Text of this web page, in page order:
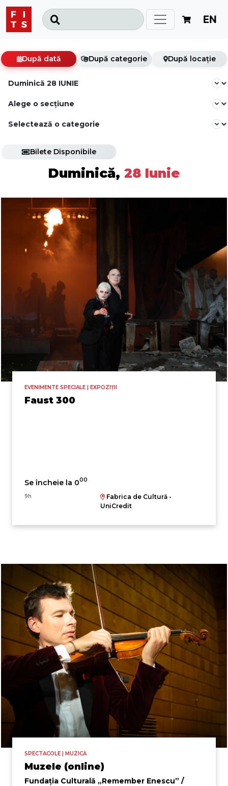
EN
După dată După categorie După locație
Bilete Disponibile
Duminică, 28 Iunie
EVENIMENTE SPECIALE | EXPOZIȚII
Faust 300
Se încheie la 000
9h
Fabrica de Cultură -
UniCredit
SPECTACOLE | MUZICĂ
Muzele (online)
Fundația Culturală „Remember Enescu” /